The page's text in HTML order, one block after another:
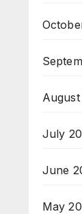
July
June
May